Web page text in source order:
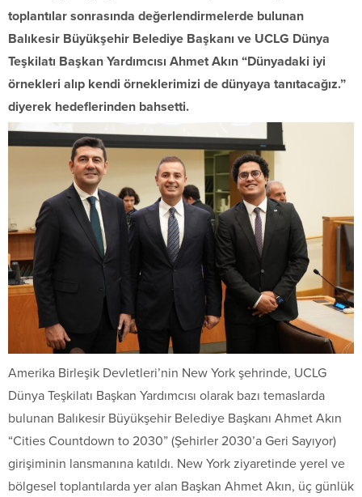
toplantılar sonrasında değerlendirmelerde bulunan
Balıkesir Büyükşehir Belediye Başkanı ve UCLG Dünya
Teşkilatı Başkan Yardımcısı Ahmet Akın “Dünyadaki iyi
örnekleri alıp kendi örneklerimizi de dünyaya tanıtacağız.”
diyerek hedeflerinden bahsetti.
Amerika Birleşik Devletleri’nin New York şehrinde, UCLG
Dünya Teşkilatı Başkan Yardımcısı olarak bazı temaslarda
bulunan Balıkesir Büyükşehir Belediye Başkanı Ahmet Akın
“Cities Countdown to 2030” (Şehirler 2030’a Geri Sayıyor)
girişiminin lansmanına katıldı. New York ziyaretinde yerel ve
bölgesel toplantılarda yer alan Başkan Ahmet Akın, üç günlük